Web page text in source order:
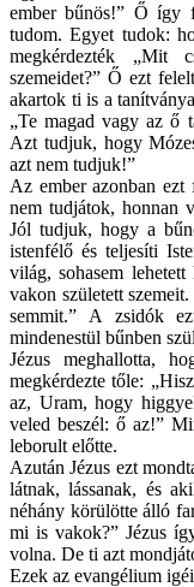
ember bűnös!” Ő így
tudom. Egyet tudok:
megkérdezték „Mit
szemeidet?” Ő ezt
akartok ti is a
„Te magad vagy az ő
Azt tudjuk, hogy
azt nem tudjuk!”
Az ember azonban
nem tudjátok, honnan
Jól tudjuk, hogy a
istenfélő és teljesíti
világ, sohasem
vakon született
semmit.” A zsidók
mindenestül bűnben
Jézus meghallotta,
megkérdezte tőle:
az, Uram, hogy
veled beszél: ő az!”
leborult előtte.
Azután Jézus ezt
látnak, lássanak, és
néhány körülötte álló
mi is vakok?” Jézus
volna. De ti azt
Ezek az evangélium